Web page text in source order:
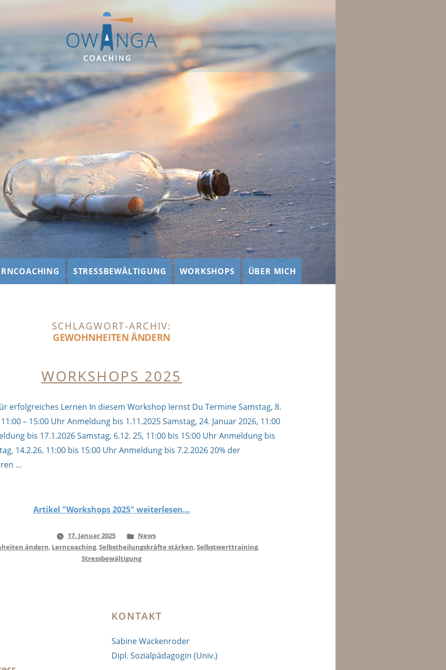
STRESSBEWÄLTIGUNG WORKSHOPS ÜBER MICH
SCHLAGWORT-ARCHIV:
GEWOHNHEITEN ÄNDERN
WORKSHOPS 2025
erfolgreiches Lernen In diesem Workshop lernst Du Termine Samstag, 8.
– 15:00 Uhr Anmeldung bis 1.11.2025 Samstag, 24. Januar 2026, 11:00
bis 17.1.2026 Samstag, 6.12. 25, 11:00 bis 15:00 Uhr Anmeldung bis
14.2.26, 11:00 bis 15:00 Uhr Anmeldung bis 7.2.2026 20% der
…
Artikel "Workshops 2025" weiterlesen...
17. Januar 2025
Veröffentlicht
unter
News
ändern, Lerncoaching,Selbstheilungskräfte stärken,Selbstwerttraining,
Stressbewältigung
KONTAKT
Sabine Wackenroder
Dipl. Sozialpädagogin (Univ.)